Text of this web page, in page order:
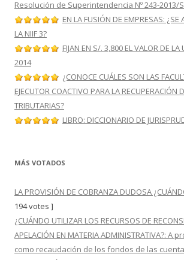
Resolución de Superintendencia Nº 243-2013/
EN LA FUSIÓN DE EMPRESAS: ¿SE
LA NIIF 3?
FIJAN EN S/. 3,800 EL VALOR DE LA
2014
¿CONOCE CUÁLES SON LAS
EJECUTOR COACTIVO PARA LA RECUPERACIÓN
TRIBUTARIAS?
LIBRO: DICCIONARIO DE
MÁS VOTADOS
LA PROVISIÓN DE COBRANZA DUDOSA
194 votes ]
¿CUÁNDO UTILIZAR LOS RECURSOS DE
APELACIÓN EN MATERIA ADMINISTRATIVA?:
como recaudación de los fondos de las cuenta